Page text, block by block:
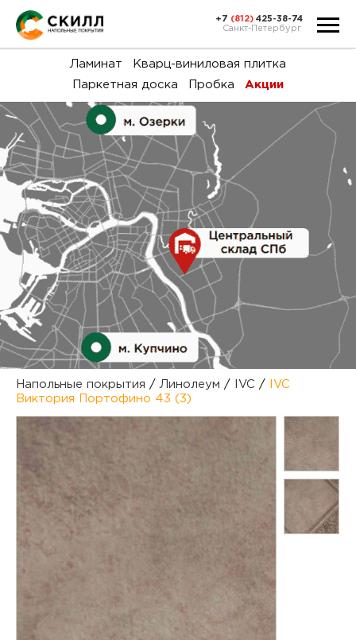
и
+7 (812) 425-38-74
Санкт-Петербург
Ламинат
Кварц-виниловая плитка
Паркетная доска
Пробка Акции
Напольные покрытия / Линолеум / IVC /
IVC
Виктория Портофино 43 (3)